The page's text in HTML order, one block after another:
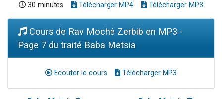
30 minutes Télécharger MP4 Télécharger MP3
Cours de Rav Moché Zerbib en MP3 -
Page 7 du traité Baba Metsia
Ecouter le cours Télécharger MP3